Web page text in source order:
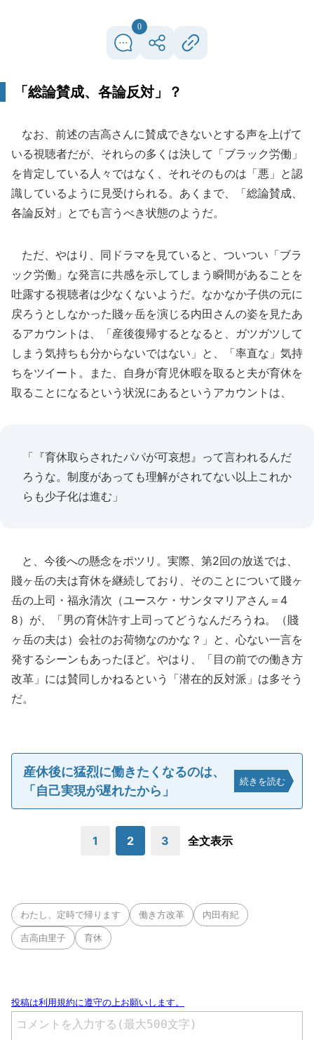
0
「総論賛成、各論反対」？
なお、前述の吉高さんに賛成できないとする声を上げて
いる視聴者だが、それらの多くは決して「ブラック労働」
を肯定している人々ではなく、それそのものは「悪」と認
識しているように見受けられる。あくまで、「総論賛成、
各論反対」とでも言うべき状態のようだ。
ただ、やはり、同ドラマを見ていると、ついつい「ブラ
ック労働」な発言に共感を示してしまう瞬間があることを
吐露する視聴者は少なくないようだ。なかなか子供の元に
戻ろうとしなかった賤ヶ岳を演じる内田さんの姿を見たあ
るアカウントは、「産後復帰するとなると、ガツガツして
しまう気持ちも分からないではない」と、「率直な」気持
ちをツイート。また、自身が育児休暇を取ると夫が育休を
取ることになるという状況にあるというアカウントは、
「『育休取らされたパパが可哀想』って言われるんだ
ろうな。制度があっても理解がされてない以上これか
らも少子化は進む」
と、今後への懸念をポツリ。実際、第2回の放送では、
賤ヶ岳の夫は育休を継続しており、そのことについて賤ヶ
岳の上司・福永清次（ユースケ・サンタマリアさん＝4
8）が、「男の育休許す上司ってどうなんだろうね。（賤
ヶ岳の夫は）会社のお荷物なのかな？」と、心ない一言を
発するシーンもあったほど。やはり、「目の前での働き方
改革」には賛同しかねるという「潜在的反対派」は多そう
だ。
産休後に猛烈に働きたくなるのは、
「自己実現が遅れたから」
続きを読む
1 2 3 全文表示
わたし、定時で帰ります 働き方改革 内田有紀
吉高由里子 育休